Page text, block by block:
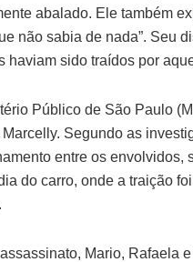
abalado. Ele também
não sabia de nada”. Seu
haviam sido traídos por
Público de São Paulo
Marcelly. Segundo as
entre os envolvidos,
do carro, onde a traição
Mario, Rafaela